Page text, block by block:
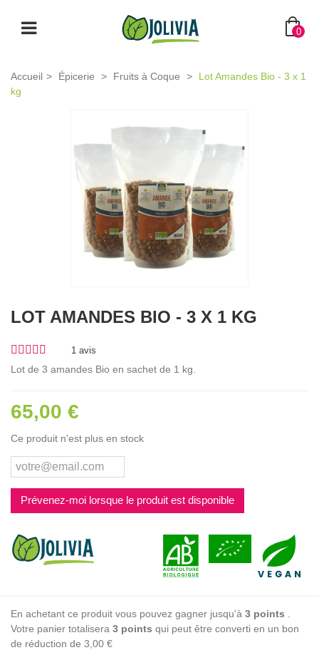
0
Accueil > Épicerie > Fruits à Coque >
Lot Amandes Bio - 3 x 1
kg
LOT AMANDES BIO - 3 X 1 KG
1 avis
Lot de 3 amandes Bio en sachet de 1 kg.
65,00 €
Ce produit n'est plus en stock
Prévenez-moi lorsque le produit est disponible
En achetant ce produit vous pouvez gagner jusqu'à 3 points .
Votre panier totalisera 3 points qui peut être converti en un bon
de réduction de 3,00 €